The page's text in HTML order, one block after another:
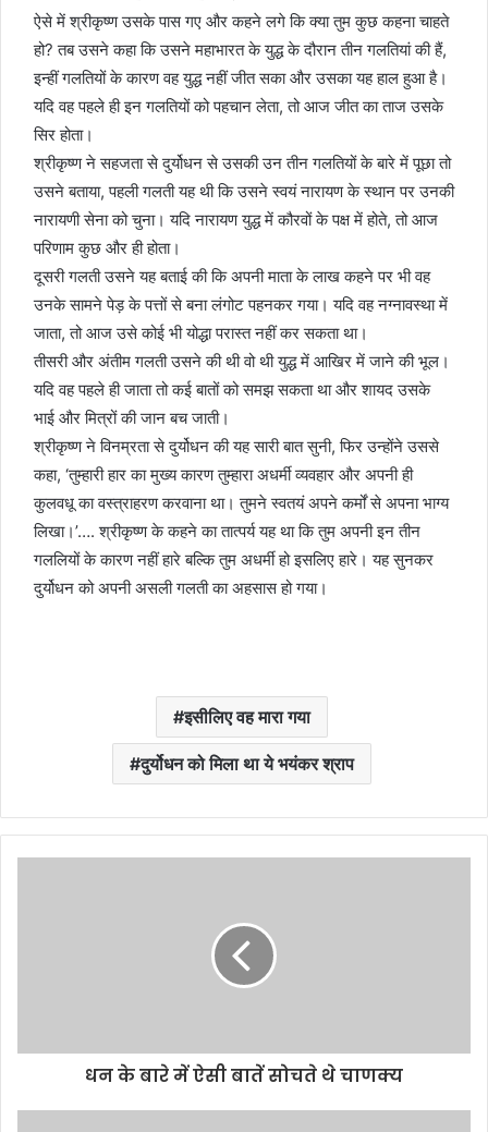
ऐसे में श्रीकृष्ण उसके पास गए और कहने लगे कि क्या तुम कुछ कहना चाहते
हो? तब उसने कहा कि उसने महाभारत के युद्ध के दौरान तीन गलतियां की हैं,
इन्हीं गलतियों के कारण वह युद्ध नहीं जीत सका और उसका यह हाल हुआ है।
यदि वह पहले ही इन गलतियों को पहचान लेता, तो आज जीत का ताज उसके
सिर होता।
श्रीकृष्ण ने सहजता से दुर्योधन से उसकी उन तीन गलतियों के बारे में पूछा तो
उसने बताया, पहली गलती यह थी कि उसने स्वयं नारायण के स्थान पर उनकी
नारायणी सेना को चुना। यदि नारायण युद्ध में कौरवों के पक्ष में होते, तो आज
परिणाम कुछ और ही होता।
दूसरी गलती उसने यह बताई की कि अपनी माता के लाख कहने पर भी वह
उनके सामने पेड़ के पत्तों से बना लंगोट पहनकर गया। यदि वह नग्नावस्था में
जाता, तो आज उसे कोई भी योद्धा परास्त नहीं कर सकता था।
तीसरी और अंतीम गलती उसने की थी वो थी युद्ध में आखिर में जाने की भूल।
यदि वह पहले ही जाता तो कई बातों को समझ सकता था और शायद उसके
भाई और मित्रों की जान बच जाती।
श्रीकृष्ण ने विनम्रता से दुर्योधन की यह सारी बात सुनी, फिर उन्होंने उससे
कहा, ‘तुम्हारी हार का मुख्य कारण तुम्हारा अधर्मी व्यवहार और अपनी ही
कुलवधू का वस्त्राहरण करवाना था। तुमने स्वतयं अपने कर्मों से अपना भाग्य
लिखा।’…. श्रीकृष्ण के कहने का तात्पर्य यह था कि तुम अपनी इन तीन
गललियों के कारण नहीं हारे बल्कि तुम अधर्मी हो इसलिए हारे। यह सुनकर
दुर्योधन को अपनी असली गलती का अहसास हो गया।
इसीलिए वह मारा गया
दुर्योधन को मिला था ये भयंकर श्राप
धन के बारे में ऐसी बातें सोचते थे चाणक्य